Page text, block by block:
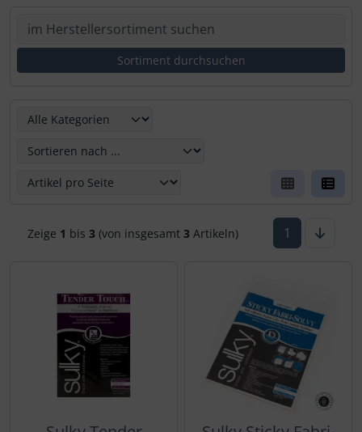
Zeige 1 bis 3(von insgesamt 3Artikeln) 1